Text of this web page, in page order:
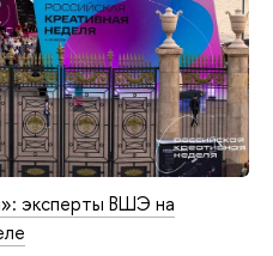
эксперты ВШЭ на